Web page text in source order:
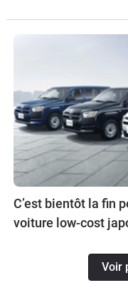
C’est bientôt la fin
voiture low-cost
Voir